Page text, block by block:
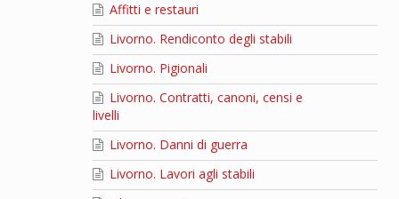
Affitti e restauri
Livorno. Rendiconto degli stabili
Livorno. Pigionali
Livorno. Contratti, canoni, censi e
livelli
Livorno. Danni di guerra
Livorno. Lavori agli stabili